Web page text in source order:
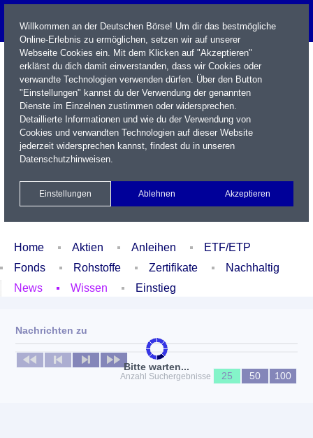
Name / WKN / ISIN / Kürzel
Xetra Realtime
Watchlist Portfolio Login
Home Aktien Anleihen
ETF/ETP
Fonds
Rohstoffe Zertifikate
Nachhaltig
News
Wissen Einstieg
Bitte warten...
Nachrichten zu
Keine News verfügbar
Anzahl Suchergebnisse
25 50 100
Willkommen an der Deutschen Börse! Um dir das bestmögliche
Online-Erlebnis zu ermöglichen, setzen wir auf unserer
Webseite Cookies ein. Mit dem Klicken auf "Akzeptieren"
erklärst du dich damit einverstanden, dass wir Cookies oder
verwandte Technologien verwenden dürfen. Über den Button
"Einstellungen" kannst du der Verwendung der genannten
Dienste im Einzelnen zustimmen oder widersprechen.
Detaillierte Informationen und wie du der Verwendung von
Cookies und verwandten Technologien auf dieser Website
jederzeit widersprechen kannst, findest du in unseren
Datenschutzhinweisen.
Einstellungen Ablehnen Akzeptieren